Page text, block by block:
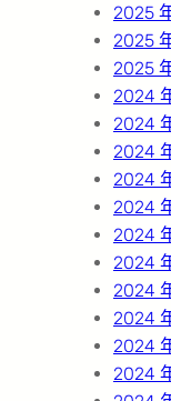
2025
2025
2025
2024
2024
2024
2024
2024
2024
2024
2024
2024
2024
2024